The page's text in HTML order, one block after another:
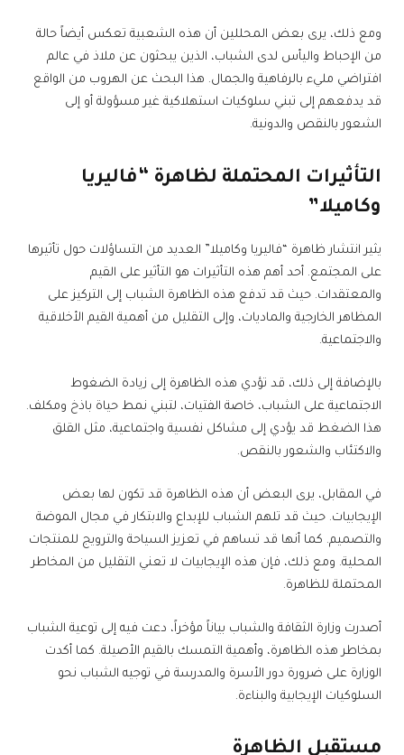
ومع ذلك، يرى بعض المحللين أن هذه الشعبية تعكس أيضاً حالة
من الإحباط واليأس لدى الشباب، الذين يبحثون عن ملاذ في عالم
افتراضي مليء بالرفاهية والجمال. هذا البحث عن الهروب من الواقع
قد يدفعهم إلى تبني سلوكيات استهلاكية غير مسؤولة أو إلى
الشعور بالنقص والدونية.
التأثيرات المحتملة لظاهرة “فاليريا
وكاميلا”
يثير انتشار ظاهرة “فاليريا وكاميلا” العديد من التساؤلات حول تأثيرها
على المجتمع. أحد أهم هذه التأثيرات هو التأثير على القيم
والمعتقدات. حيث قد تدفع هذه الظاهرة الشباب إلى التركيز على
المظاهر الخارجية والماديات، وإلى التقليل من أهمية القيم الأخلاقية
والاجتماعية.
بالإضافة إلى ذلك، قد تؤدي هذه الظاهرة إلى زيادة الضغوط
الاجتماعية على الشباب، خاصة الفتيات، لتبني نمط حياة باذخ ومكلف.
هذا الضغط قد يؤدي إلى مشاكل نفسية واجتماعية، مثل القلق
والاكتئاب والشعور بالنقص.
في المقابل، يرى البعض أن هذه الظاهرة قد تكون لها بعض
الإيجابيات. حيث قد تلهم الشباب للإبداع والابتكار في مجال الموضة
والتصميم. كما أنها قد تساهم في تعزيز السياحة والترويج للمنتجات
المحلية. ومع ذلك، فإن هذه الإيجابيات لا تعني التقليل من المخاطر
المحتملة للظاهرة.
أصدرت وزارة الثقافة والشباب بياناً مؤخراً، دعت فيه إلى توعية الشباب
بمخاطر هذه الظاهرة، وأهمية التمسك بالقيم الأصيلة. كما أكدت
الوزارة على ضرورة دور الأسرة والمدرسة في توجيه الشباب نحو
السلوكيات الإيجابية والبناءة.
مستقبل الظاهرة